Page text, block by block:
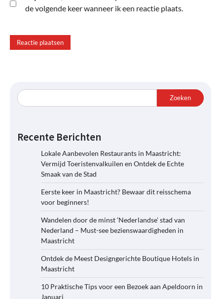
de volgende keer wanneer ik een reactie plaats.
Zoeken
Recente Berichten
Lokale Aanbevolen Restaurants in Maastricht:
Vermijd Toeristenvalkuilen en Ontdek de Echte
Smaak van de Stad
Eerste keer in Maastricht? Bewaar dit reisschema
voor beginners!
Wandelen door de minst ‘Nederlandse’ stad van
Nederland – Must-see bezienswaardigheden in
Maastricht
Ontdek de Meest Designgerichte Boutique Hotels in
Maastricht
10 Praktische Tips voor een Bezoek aan Apeldoorn in
Januari